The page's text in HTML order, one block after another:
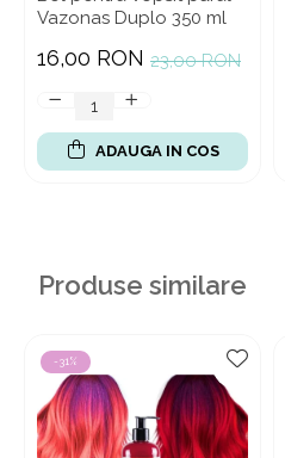
Vazonas Duplo 350 ml
23,00 RON
16,00 RON
ADAUGA IN COS
Produse similare
-31%